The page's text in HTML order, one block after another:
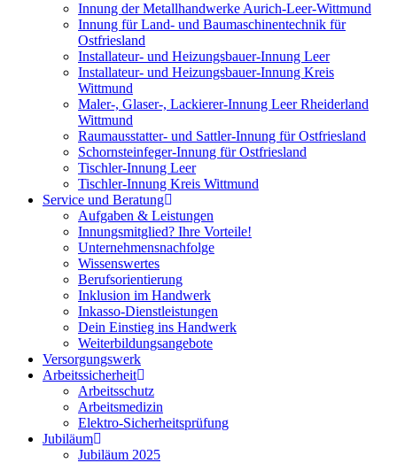
Innung der Metallhandwerke Aurich-Leer-Wittmund
Innung für Land- und Baumaschinentechnik für
Ostfriesland
Installateur- und Heizungsbauer-Innung Leer
Installateur- und Heizungsbauer-Innung Kreis
Wittmund
Maler-, Glaser-, Lackierer-Innung Leer Rheiderland
Wittmund
Raumausstatter- und Sattler-Innung für Ostfriesland
Schornsteinfeger-Innung für Ostfriesland
Tischler-Innung Leer
Tischler-Innung Kreis Wittmund
Service und Beratung
Aufgaben & Leistungen
Innungsmitglied? Ihre Vorteile!
Unternehmensnachfolge
Wissenswertes
Berufsorientierung
Inklusion im Handwerk
Inkasso-Dienstleistungen
Dein Einstieg ins Handwerk
Weiterbildungsangebote
Versorgungswerk
Arbeitssicherheit
Arbeitsschutz
Arbeitsmedizin
Elektro-Sicherheitsprüfung
Jubiläum
Jubiläum 2025